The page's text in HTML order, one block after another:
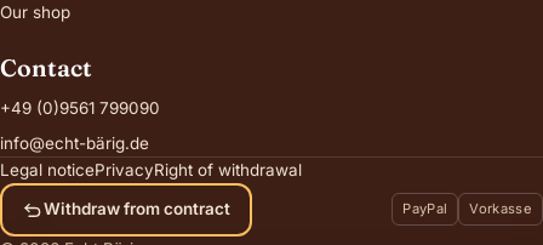
Our shop
Contact
+49 (0)9561 799090
info@echt-bärig.de
Legal noticePrivacyRight of withdrawal
Withdraw from contract PayPal Vorkasse